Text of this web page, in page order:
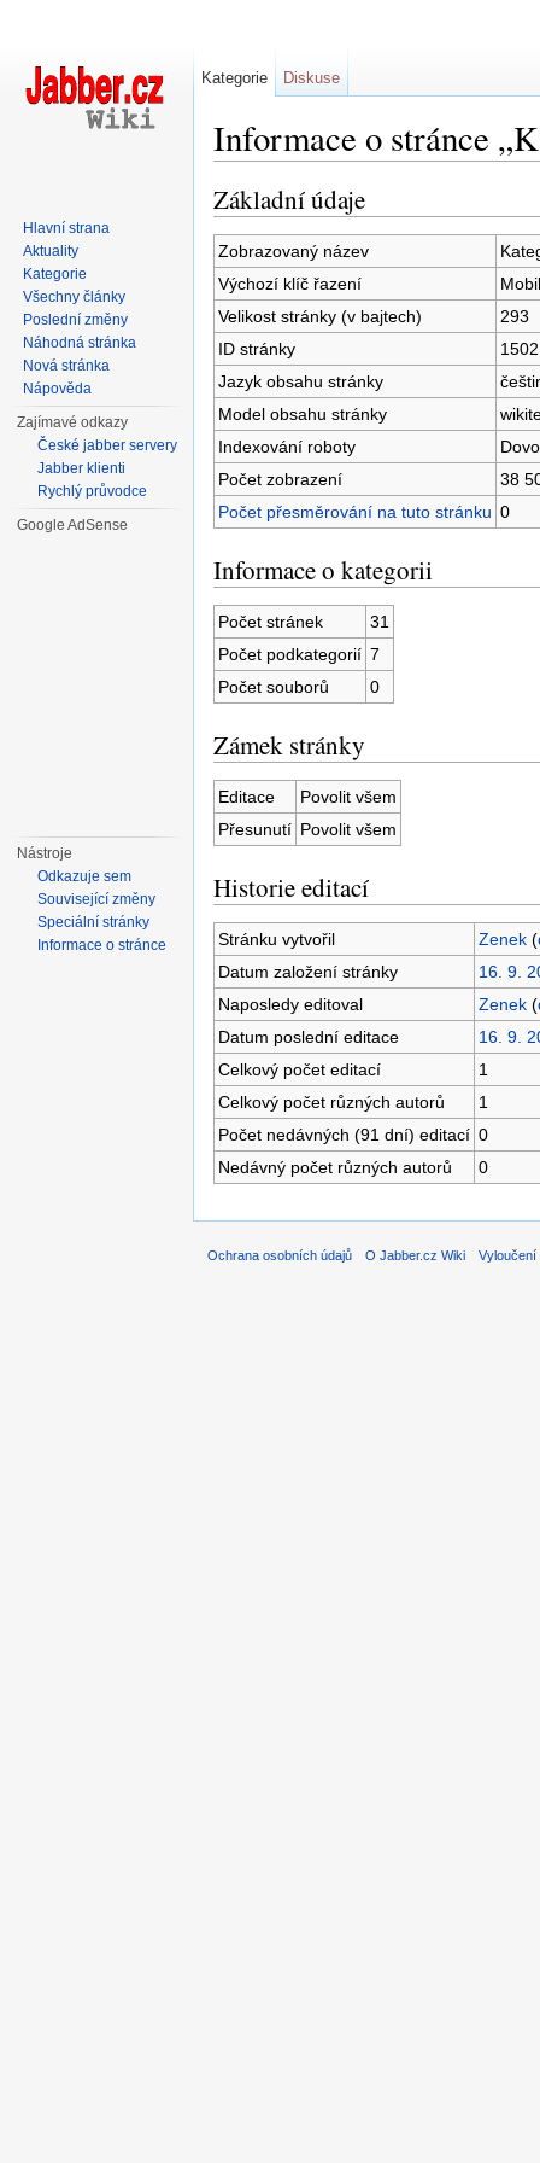
Informace o stránce
Základní údaje
Zobrazovaný název
Výchozí klíč řazení
Velikost stránky (v bajtech)
293
ID stránky
1502
Jazyk obsahu stránky
Model obsahu stránky
Indexování roboty
Počet zobrazení
38
Počet přesměrování na tuto stránku 0
Informace o kategorii
Počet stránek
31
Počet podkategorií 7
Počet souborů
0
Zámek stránky
Editace
Povolit všem
Přesunutí Povolit všem
Historie editací
Stránku vytvořil Zenek (
Datum založení stránky
16. 9.
Naposledy editoval
Zenek (
Datum poslední editace
16. 9.
Celkový počet editací
1
Celkový počet různých autorů
1
Počet nedávných (91 dní) editací 0
Nedávný počet různých autorů
0
Kategorie Diskuse
Hlavní strana
Aktuality
Kategorie
Všechny články
Poslední změny
Náhodná stránka
Nová stránka
Nápověda
Zajímavé odkazy
České jabber servery
Jabber klienti
Rychlý průvodce
Google AdSense
Nástroje
Odkazuje sem
Související změny
Speciální stránky
Informace o stránce
Ochrana osobních údajů O Jabber.cz Wiki Vyloučení